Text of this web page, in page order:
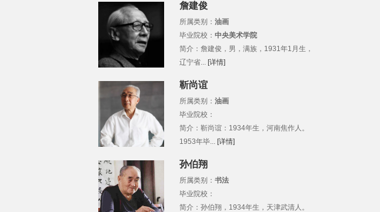
詹建俊
所属类别： 油画
毕业院校： 中央美术学院
简介：詹建俊，男，满族，1931年1月生，
辽宁省... [详情]
靳尚谊
所属类别： 油画
毕业院校：
简介：靳尚谊：1934年生，河南焦作人。
1953年毕... [详情]
孙伯翔
所属类别： 书法
毕业院校：
简介：孙伯翔，1934年生，天津武清人。